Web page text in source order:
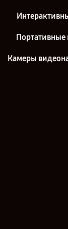
Портативные
Камеры